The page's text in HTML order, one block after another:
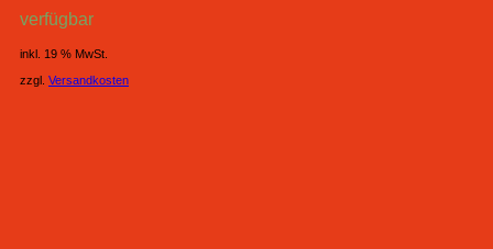
verfügbar
inkl. 19 % MwSt.
zzgl. Versandkosten